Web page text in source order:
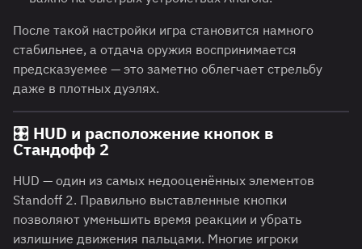
После такой настройки игра становится намного
стабильнее, а отдача оружия воспринимается
предсказуемее — это заметно облегчает стрельбу
даже в плотных дуэлях.
🎛️ HUD и расположение кнопок в
Стандофф 2
HUD — один из самых недооценённых элементов
Standoff 2. Правильно выставленные кнопки
позволяют уменьшить время реакции и убрать
излишние движения пальцами. Многие игроки